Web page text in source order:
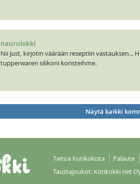
naurulokki
Nii just, kirjotin väärään reseptiin vastauksen...
tupperwaren silikoni koristeihme.
Näytä kaikki
Tietoa Kotikokista Palaute
Taustajoukot: Kotikokki net